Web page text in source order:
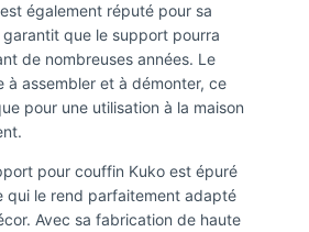
également réputé pour sa
que le support pourra
de nombreuses années. Le
à assembler et à démonter, ce
pour une utilisation à la maison
pour couffin Kuko est épuré
qui le rend parfaitement adapté
Avec sa fabrication de haute